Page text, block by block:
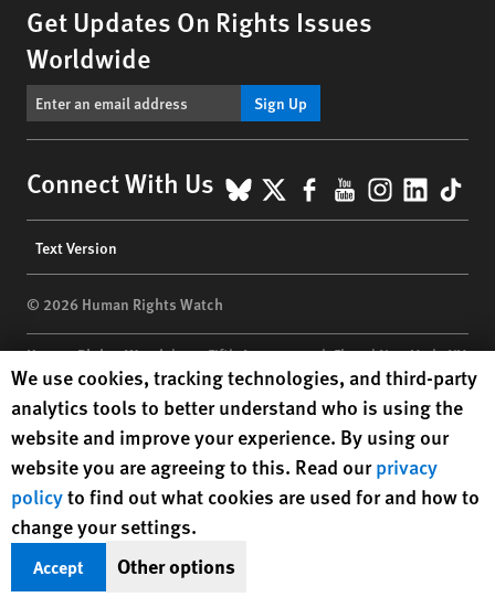
Get Updates On Rights Issues
Worldwide
Sign Up
Connect With Us BlueSky
X Facebook
YouTube
menu
Text Version
© 2026 Human Rights Watch
Human Rights Watch| 350 Fifth Avenue, 34th Floor | New York,NY
10118-3299USA|t 1.212.290.4700
Human Rights Watchis a 501(C)(3) nonprofit registered in the US
under EIN: 13-2875808
Human Rights Watch cookie preferences
We use cookies, tracking technologies, and third-party
analytics tools to better understand who is using the
website and improve your experience. By using our
website you are agreeing to this. Read ourprivacy
policyto find out what cookies are used for and how to
change your settings.
Accept Other options